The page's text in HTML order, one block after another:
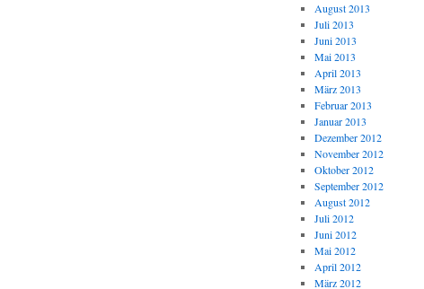
August 2013
Juli 2013
Juni 2013
Mai 2013
April 2013
März 2013
Februar 2013
Januar 2013
Dezember 2012
November 2012
Oktober 2012
September 2012
August 2012
Juli 2012
Juni 2012
Mai 2012
April 2012
März 2012